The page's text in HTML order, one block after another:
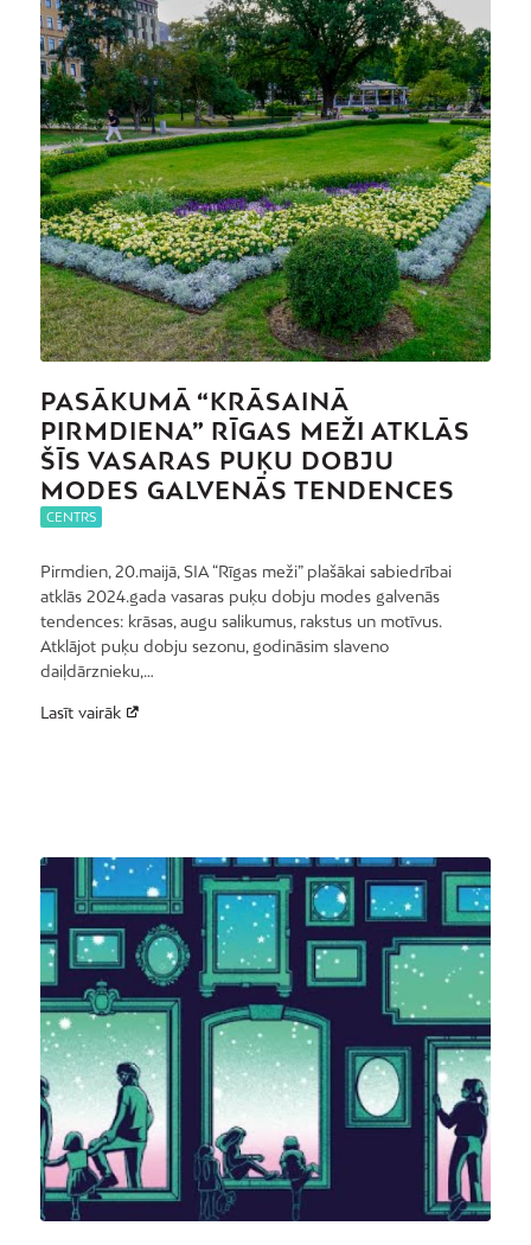
PASĀKUMĀ “KRĀSAINĀ
PIRMDIENA” RĪGAS MEŽI ATKLĀS
ŠĪS VASARAS PUĶU DOBJU
MODES GALVENĀS TENDENCES
CENTRS
Pirmdien, 20.maijā, SIA “Rīgas meži” plašākai sabiedrībai
atklās 2024.gada vasaras puķu dobju modes galvenās
tendences: krāsas, augu salikumus, rakstus un motīvus.
Atklājot puķu dobju sezonu, godināsim slaveno
daiļdārznieku,…
Lasīt vairāk